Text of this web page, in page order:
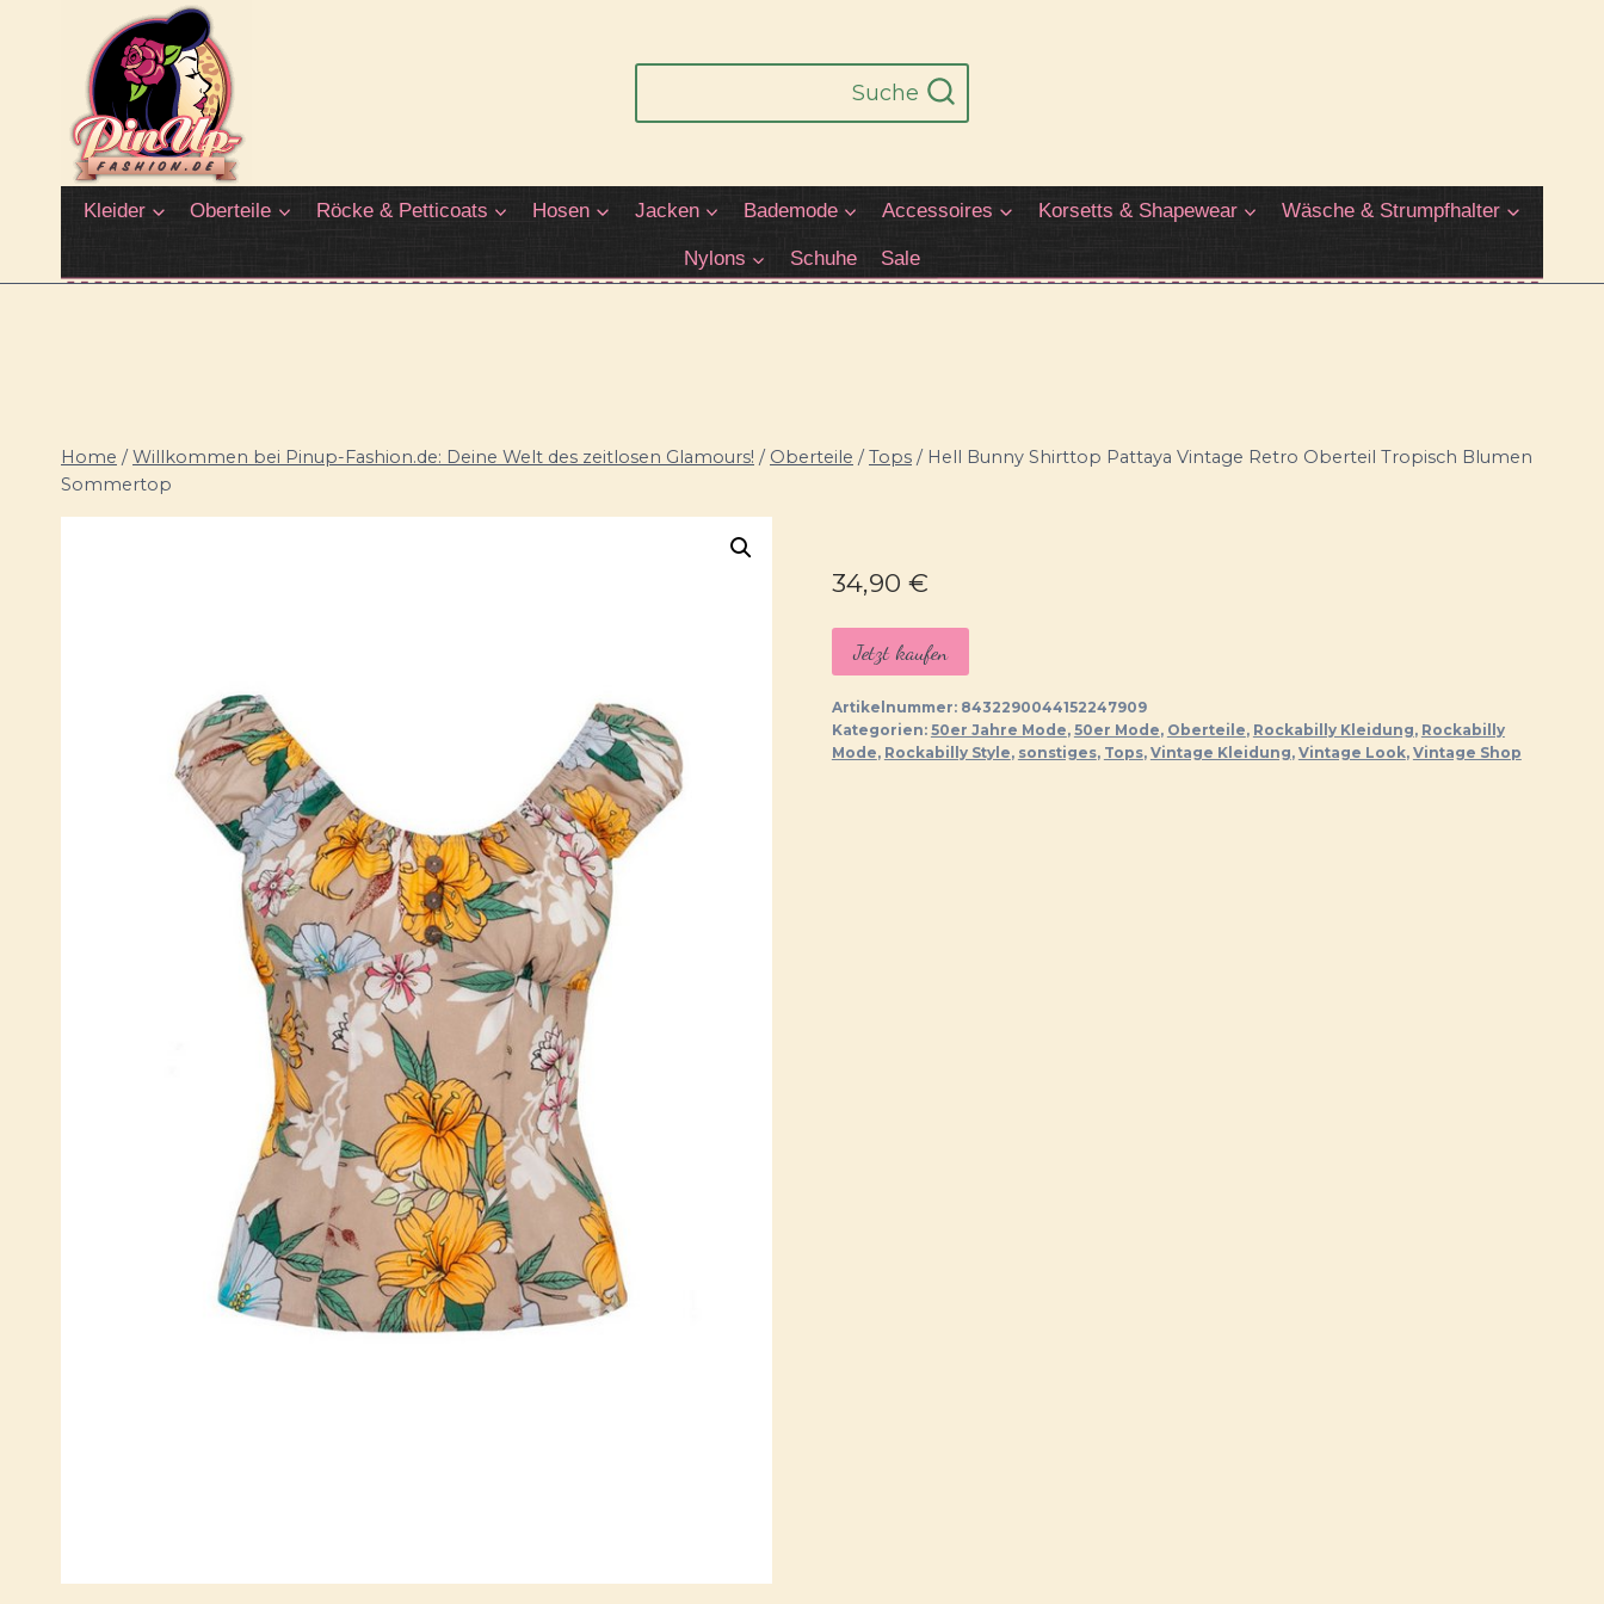
springen
Suche
Kleider Oberteile Röcke & Petticoats Hosen Jacken Bademode Accessoires Korsetts & Shapewear Wäsche & Strumpfhalter
Nylons Schuhe Sale
Home / Willkommen bei Pinup-Fashion.de: Deine Welt des zeitlosen Glamours! / Oberteile / Tops / Hell Bunny Shirttop Pattaya Vintage Retro Oberteil Tropisch Blumen
Sommertop
34,90 €
Jetzt kaufen
Artikelnummer: 8432290044152247909
Kategorien: 50er Jahre Mode, 50er Mode, Oberteile, Rockabilly Kleidung, Rockabilly
Mode, Rockabilly Style, sonstiges, Tops, Vintage Kleidung, Vintage Look, Vintage Shop